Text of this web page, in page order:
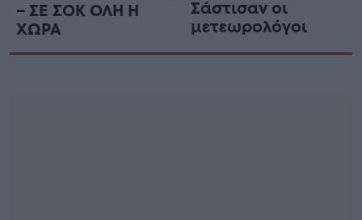
– ΣΕ ΣΟΚ ΟΛΗ Η
ΧΩΡΑ
Σάστισαν οι
μετεωρολόγοι